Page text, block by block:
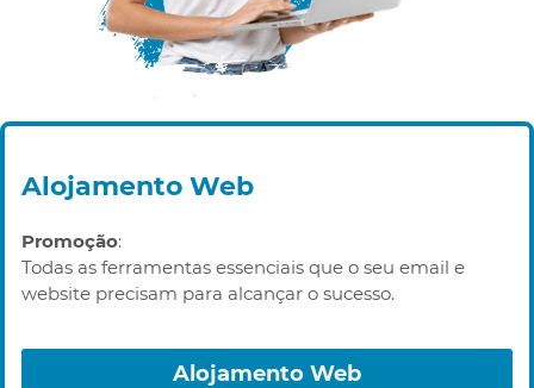
Alojamento Web
Promoção:
Todas as ferramentas essenciais que o seu email e
website precisam para alcançar o sucesso.
Alojamento Web